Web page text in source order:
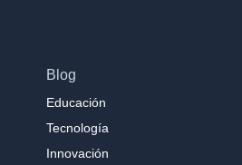
Blog
Educación
Tecnología
Innovación